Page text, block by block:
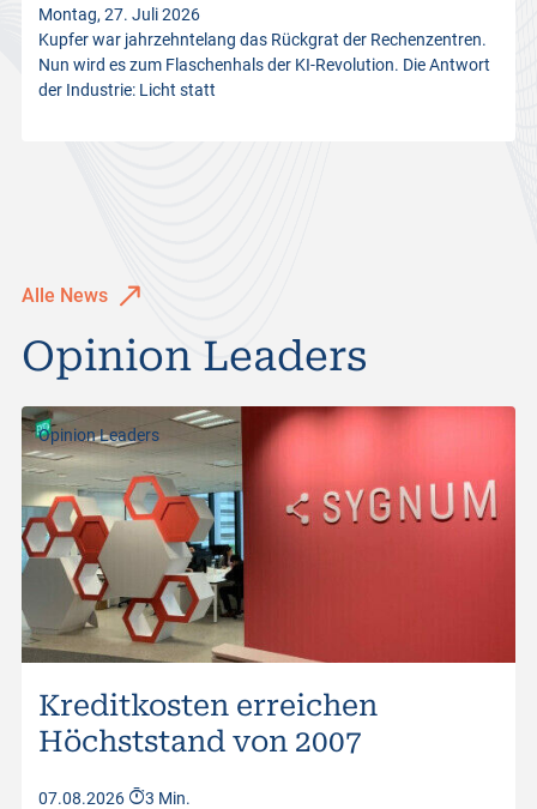
Montag, 27. Juli 2026
Kupfer war jahrzehntelang das Rückgrat der Rechenzentren.
Nun wird es zum Flaschenhals der KI-Revolution. Die Antwort
der Industrie: Licht statt
Opinion Leaders
Alle News
Opinion Leaders
Kreditkosten erreichen
Höchststand von 2007
07.08.2026
3 Min.